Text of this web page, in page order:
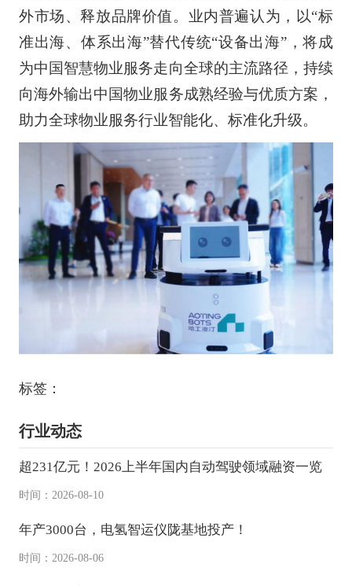
外市场、释放品牌价值。业内普遍认为，以“标
准出海、体系出海”替代传统“设备出海”，将成
为中国智慧物业服务走向全球的主流路径，持续
向海外输出中国物业服务成熟经验与优质方案，
助力全球物业服务行业智能化、标准化升级。
标签：
行业动态
超231亿元！2026上半年国内自动驾驶领域融资一览
时间：2026-08-10
年产3000台，电氢智运仪陇基地投产！
时间：2026-08-06